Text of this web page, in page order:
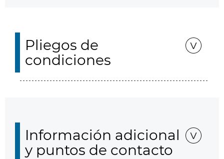
Pliegos de
condiciones
Información adicional
y puntos de contacto